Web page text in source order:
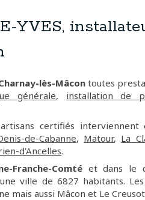
YVES,
lès-Mâcontoutes
générale, installation de
artisans certifiés
de-Cabanne, Matour, La
d'Ancelles.
Franche-Comtéet dans le
ville de 6827 habitants.
mais aussi Mâcon et Le